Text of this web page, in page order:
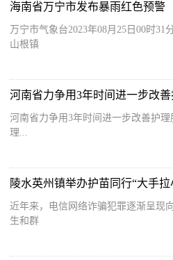
海南省万宁市发布暴雨红色预警
万宁市气象台2023年08月25日00时
山根镇
河南省力争用3年时间进一步改
河南省力争用3年时间进一步改善护
理...
近年来，电信网络诈骗犯罪逐渐呈现
生和群